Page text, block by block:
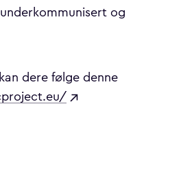
og
dere følge denne